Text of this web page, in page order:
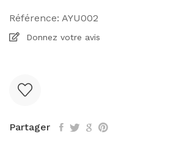
Référence: AYU002
Donnez votre avis
Partager